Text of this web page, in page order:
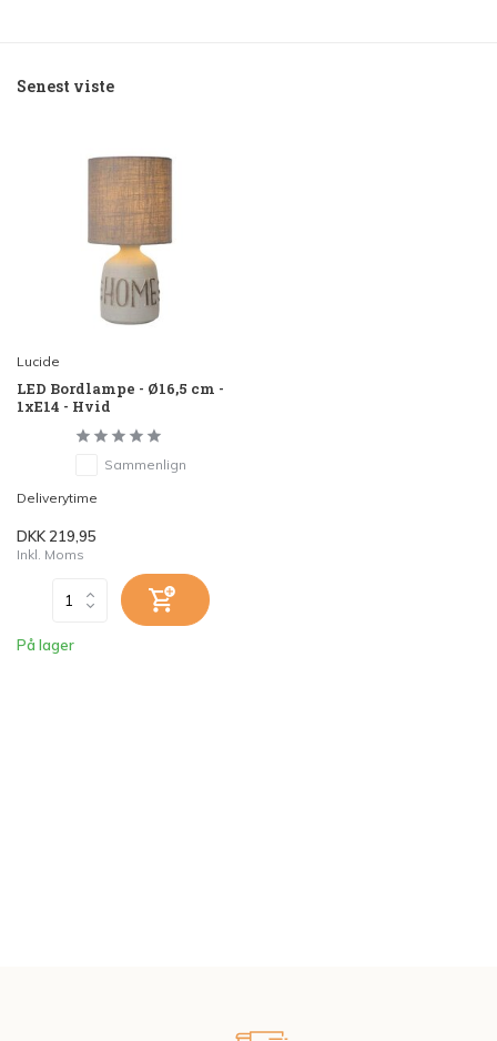
Senest viste
Lucide
LED Bordlampe - Ø16,5 cm -
1xE14 - Hvid
Sammenlign
Deliverytime
DKK 219,95
Inkl. Moms
På lager